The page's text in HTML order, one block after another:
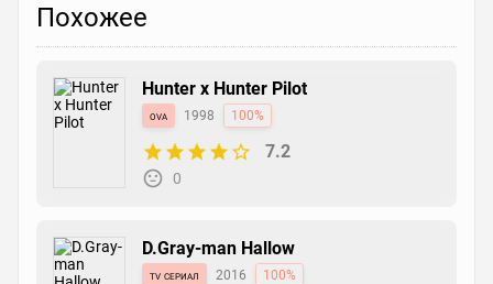
Похожее
Hunter x Hunter Pilot
ova 1998 100%
7.2
0
D.Gray-man Hallow
tv сериал 2016 100%